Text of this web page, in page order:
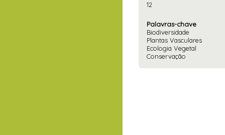
12
Palavras-chave
Biodiversidade
Plantas Vasculares
Ecologia Vegetal
Conservação